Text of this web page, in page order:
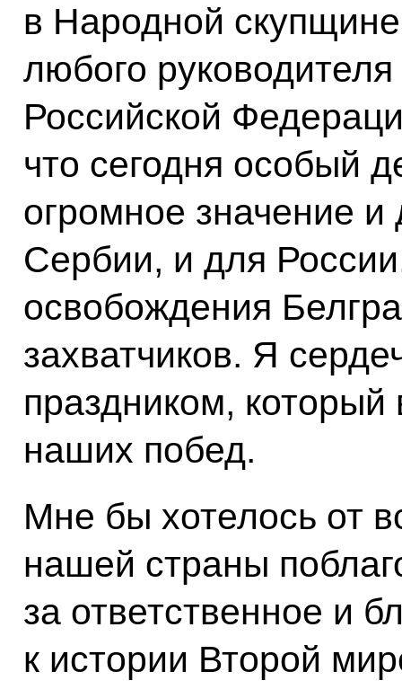
в Народной
любого
Российской
что сегодня особый
огромное значение
Сербии, и для
освобождения
захватчиков. Я
праздником,
наших побед.
Мне бы хотелось от
нашей страны
за ответственное и
к истории Второй